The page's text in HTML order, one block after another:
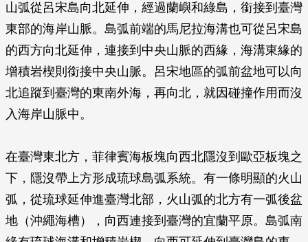
山弧從呂宋島向北延伸，經過蘭嶼和綠島，銜接到臺灣
東部的海岸山脈。島弧前端的馬尼拉海溝也可從呂宋島
的西方向北延伸，連接到中央山脈的西緣，海溝東緣的
增積岩楔則銜接中央山脈。呂宋地區的弧前盆地可以向
北追蹤到臺灣的東南外海，再向北，就因碰撞作用而沒
入海岸山脈中。
在臺灣東北方，菲律賓海板塊向西北隱沒到歐亞板塊之
下，隱沒帶上方形成琉球島弧系統。有一條明顯的火山
弧，從琉球延伸進臺灣北部，火山弧的北方有一弧後盆
地（沖繩海槽），向西連接到臺灣的宜蘭平原。島弧南